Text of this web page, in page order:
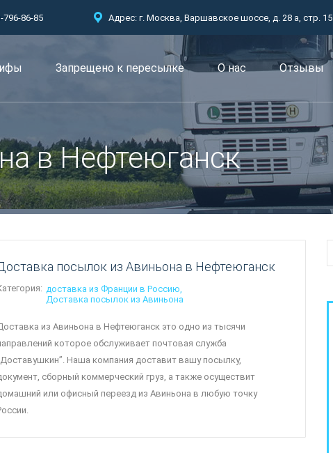
796-86-85 Адрес: г. Москва, Варшавское шоссе, д. 28 а, стр. 15
Запрещено к пересылкe О нас Отзывы
в Нефтеюганск
посылок из Авиньона в Нефтеюганск
доставка из Франции в Россию
Доставка посылок из Авиньона
из Авиньона в Нефтеюганск это одно из тысячи
которое обслуживает почтовая служба
Наша компания доставит вашу посылку,
сборный коммерческий груз, а также осуществит
или офисный переезд из Авиньона в любую точку